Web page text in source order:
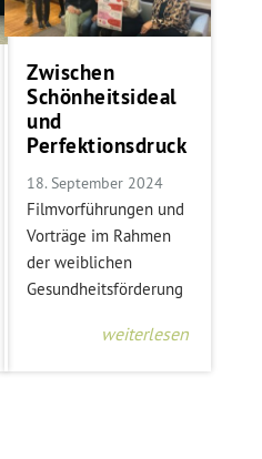
Zwischen
Schönheitsideal
und
Perfektionsdruck
18. September 2024
Filmvorführungen und
Vorträge im Rahmen
der weiblichen
Gesundheitsförderung
weiterlesen